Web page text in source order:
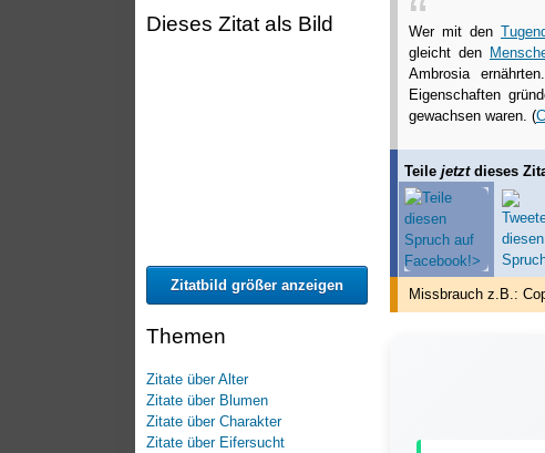
Dieses Zitat als Bild
Zitatbild größer anzeigen
Themen
Zitate über Alter
Zitate über Blumen
Zitate über Charakter
Zitate über Eifersucht
Wer mit den
gleicht den
Ambrosia
Eigenschaften
gewachsen waren. (
Teilejetztdieses
Missbrauch z.B.: